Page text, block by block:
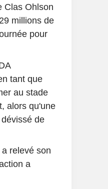
Clas Ohlson
millions de
pour
tant que
au stade
alors qu'une
de
relevé son
a